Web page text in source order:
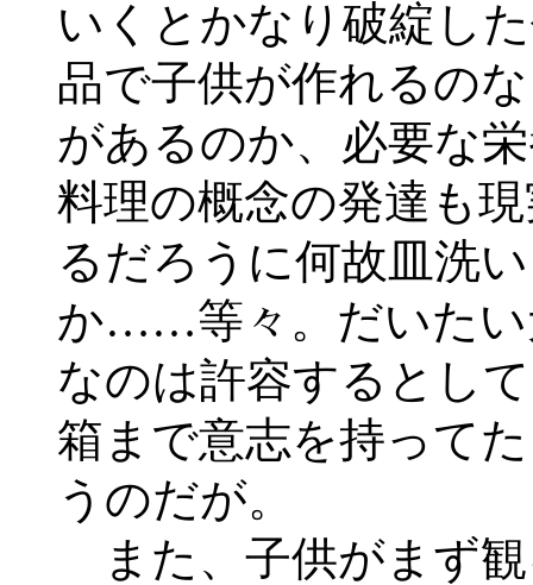
いくとかなり破綻し
品で子供が作れるの
があるのか、必要な
料理の概念の発達も
るだろうに何故皿洗
か……等々。だいたい
なのは許容するとし
箱まで意志を持って
うのだが。
また、子供がまず